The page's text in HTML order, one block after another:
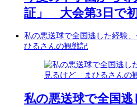
証」 大会第3日で
私の悪送球で全国逃した経験
ひるさんの観戦記
私の悪送球で全国逃